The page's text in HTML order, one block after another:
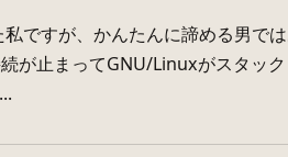
ですが、かんたんに諦める男で
が止まってGNU/Linuxがスタッ